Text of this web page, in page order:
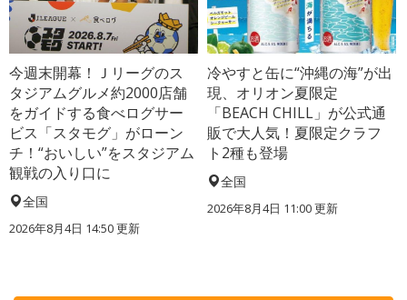
今週末開幕！Ｊリーグのス
タジアムグルメ約2000店舗
をガイドする食べログサー
ビス「スタモグ」がローン
チ！“おいしい”をスタジアム
観戦の入り口に
全国
2026年8月4日 14:50更新
冷やすと缶に“沖縄の海”が出
現、オリオン夏限定
「BEACH CHILL」が公式通
販で大人気！夏限定クラフ
ト2種も登場
全国
2026年8月4日 11:00更新